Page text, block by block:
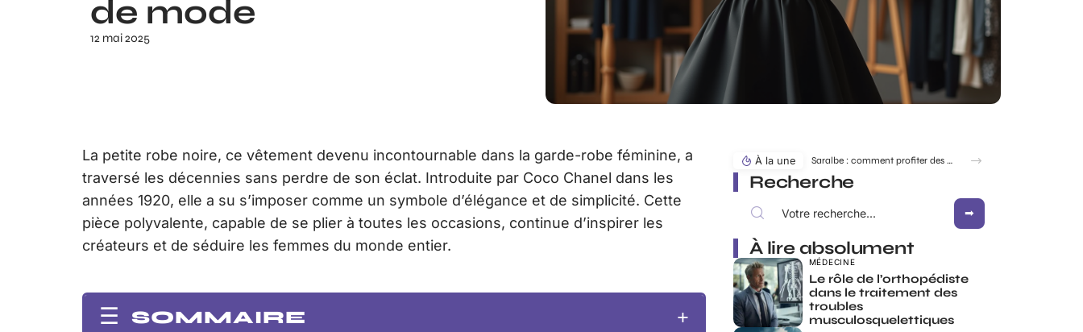
de mode
12 mai 2025
La petite robe noire, ce vêtement devenu incontournable dans la garde-robe féminine, a
traversé les décennies sans perdre de son éclat. Introduite par Coco Chanel dans les
années 1920, elle a su s’imposer comme un symbole d’élégance et de simplicité. Cette
pièce polyvalente, capable de se plier à toutes les occasions, continue d’inspirer les
créateurs et de séduire les femmes du monde entier.
SOMMAIRE
À la une Saralbe : comment profiter des bords de l’eau en toute saison ?
Recherche
À lire absolument
MÉDECINE
Le rôle de l’orthopédiste
dans le traitement des
troubles
musculosquelettiques